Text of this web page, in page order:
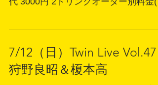
ブ 第11楽章
▲新木村企画ライブ 第11楽章▲ [開
代 3000円 2ドリンクオーダー別料金(1
ドリンクオーダー500円～) ○司会者 シ